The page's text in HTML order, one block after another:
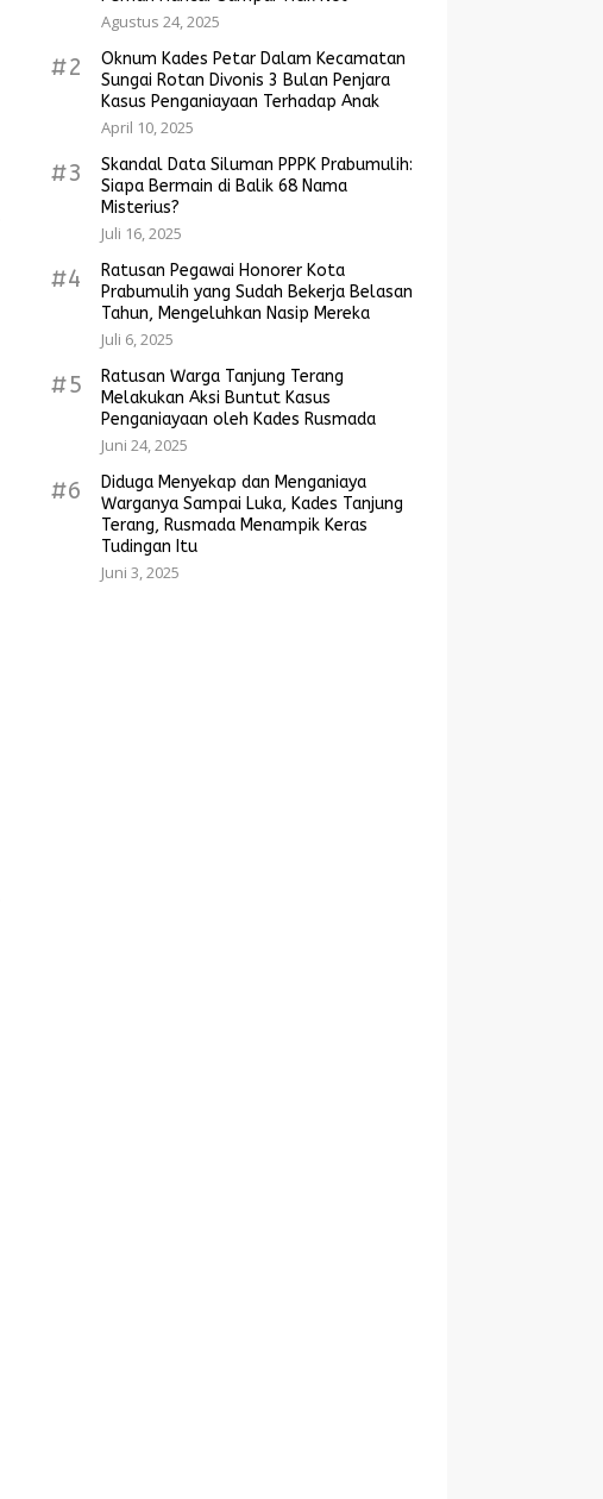
Agustus 24, 2025
#2
Oknum Kades Petar Dalam Kecamatan
Sungai Rotan Divonis 3 Bulan Penjara
Kasus Penganiayaan Terhadap Anak
April 10, 2025
#3
Skandal Data Siluman PPPK Prabumulih:
Siapa Bermain di Balik 68 Nama
Misterius?
Juli 16, 2025
#4
Ratusan Pegawai Honorer Kota
Prabumulih yang Sudah Bekerja Belasan
Tahun, Mengeluhkan Nasip Mereka
Juli 6, 2025
#5
Ratusan Warga Tanjung Terang
Melakukan Aksi Buntut Kasus
Penganiayaan oleh Kades Rusmada
Juni 24, 2025
#6
Diduga Menyekap dan Menganiaya
Warganya Sampai Luka, Kades Tanjung
Terang, Rusmada Menampik Keras
Tudingan Itu
Juni 3, 2025